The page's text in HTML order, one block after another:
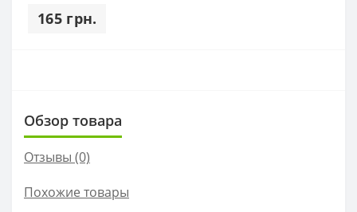
165 грн.
Обзор товара
Отзывы (0)
Похожие товары